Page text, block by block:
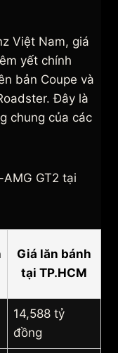
Việt Nam, giá
yết chính
bản Coupe và
Đây là
chung của các
GT2 tại
Giá lăn bánh
tại TP.HCM
14,588 tỷ
đồng